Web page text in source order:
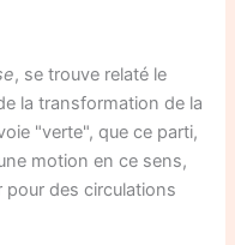
, se trouve relaté le
la transformation de la
"verte", que ce parti,
motion en ce sens,
pour des circulations